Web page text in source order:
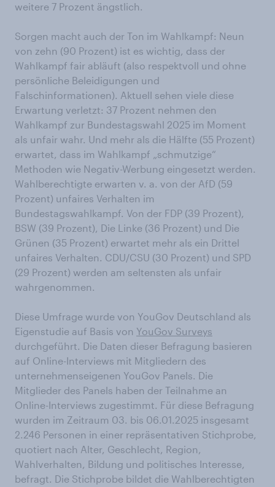
weitere 7 Prozent ängstlich.
Sorgen macht auch der Ton im Wahlkampf: Neun
von zehn (90 Prozent) ist es wichtig, dass der
Wahlkampf fair abläuft (also respektvoll und ohne
persönliche Beleidigungen und
Falschinformationen). Aktuell sehen viele diese
Erwartung verletzt: 37 Prozent nehmen den
Wahlkampf zur Bundestagswahl 2025 im Moment
als unfair wahr. Und mehr als die Hälfte (55 Prozent)
erwartet, dass im Wahlkampf „schmutzige“
Methoden wie Negativ-Werbung eingesetzt werden.
Wahlberechtigte erwarten v. a. von der AfD (59
Prozent) unfaires Verhalten im
Bundestagswahlkampf. Von der FDP (39 Prozent),
BSW (39 Prozent), Die Linke (36 Prozent) und Die
Grünen (35 Prozent) erwartet mehr als ein Drittel
unfaires Verhalten. CDU/CSU (30 Prozent) und SPD
(29 Prozent) werden am seltensten als unfair
wahrgenommen.
Diese Umfrage wurde von YouGov Deutschland als
Eigenstudie auf Basis von YouGov Surveys
durchgeführt. Die Daten dieser Befragung basieren
auf Online-Interviews mit Mitgliedern des
unternehmenseigenen YouGov Panels. Die
Mitglieder des Panels haben der Teilnahme an
Online-Interviews zugestimmt. Für diese Befragung
wurden im Zeitraum 03. bis 06.01.2025 insgesamt
2.246 Personen in einer repräsentativen Stichprobe,
quotiert nach Alter, Geschlecht, Region,
Wahlverhalten, Bildung und politisches Interesse,
befragt. Die Stichprobe bildet die Wahlberechtigten